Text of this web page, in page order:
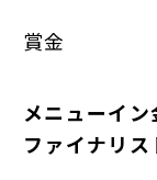
賞金
メニューイ
ファイナリ